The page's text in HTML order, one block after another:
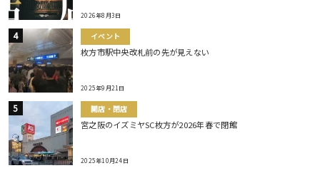
2026年8月3日
イベント
枚方市駅中央改札前の先が見えない
2025年9月21日
開店・閉店
宮之阪のイズミヤSC枚方が2026年春で閉館
2025年10月24日